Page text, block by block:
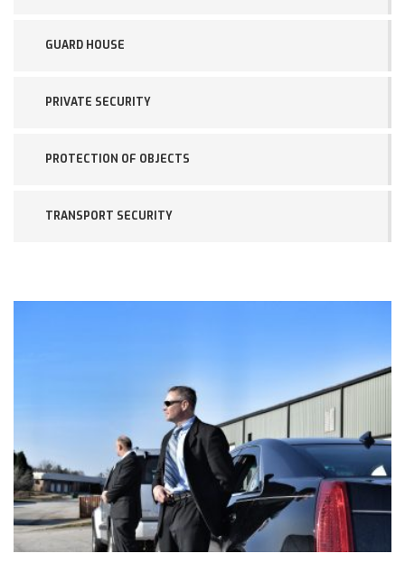
GUARD HOUSE
PRIVATE SECURITY
PROTECTION OF OBJECTS
TRANSPORT SECURITY